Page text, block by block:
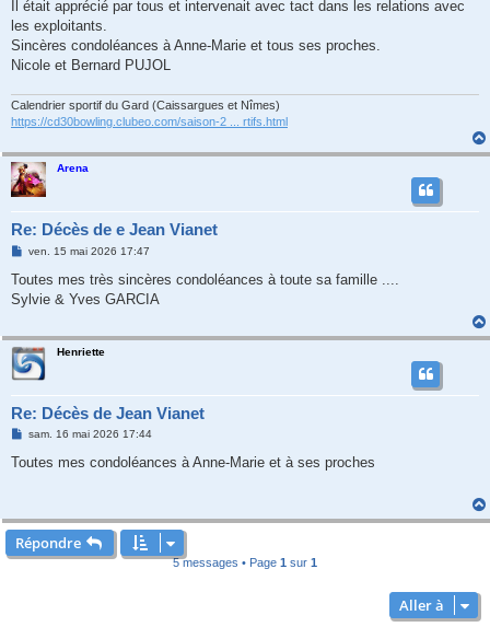
Il était apprécié par tous et intervenait avec tact dans les relations avec
les exploitants.
Sincères condoléances à Anne-Marie et tous ses proches.
Nicole et Bernard PUJOL
Calendrier sportif du Gard (Caissargues et Nîmes)
https://cd30bowling.clubeo.com/saison-2 ... rtifs.html
Arena
Re: Décès de e Jean Vianet
M
s
a
ven. 15 mai 2026 17:47
Toutes mes très sincères condoléances à toute sa famille ....
Sylvie & Yves GARCIA
Henriette
Re: Décès de Jean Vianet
M
s
sam. 16 mai 2026 17:44
Toutes mes condoléances à Anne-Marie et à ses proches
Répondre
5 messages • Page 1 sur 1
Aller à